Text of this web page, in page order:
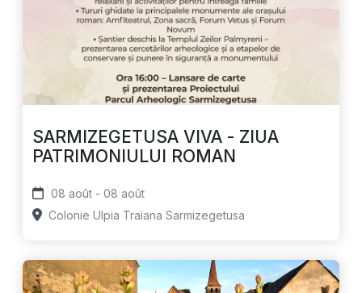
SARMIZEGETUSA VIVA - ZIUA
PATRIMONIULUI ROMAN
08 août - 08 août
Colonie Ulpia Traiana Sarmizegetusa